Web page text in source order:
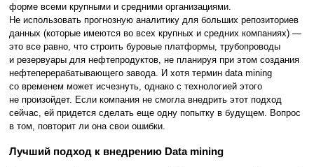
форме всеми крупными и средними организациями.
Не использовать прогнозную аналитику для больших репозиториев
данных (которые имеются во всех крупных и средних компаниях) —
это все равно, что строить буровые платформы, трубопроводы
и резервуары для нефтепродуктов, не планируя при этом создания
нефтеперерабатывающего завода. И хотя термин data mining
со временем может исчезнуть, однако с технологией этого
не произойдет. Если компания не смогла внедрить этот подход
сейчас, ей придется сделать еще одну попытку в будущем. Вопрос
в том, повторит ли она свои ошибки.
Лучший подход к внедрению Data mining